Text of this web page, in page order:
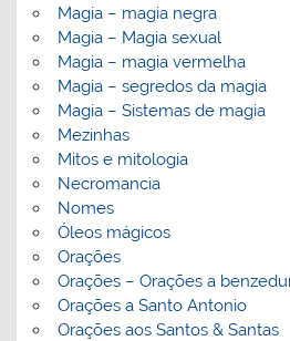
Magia – magia negra
Magia – Magia sexual
Magia – magia vermelha
Magia – segredos da magia
Magia – Sistemas de magia
Mezinhas
Mitos e mitologia
Necromancia
Nomes
Óleos mágicos
Orações
Orações – Orações a
Orações a Santo Antonio
Orações aos Santos & Santas